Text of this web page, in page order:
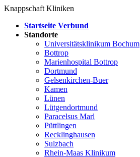
Knappschaft Kliniken
Startseite Verbund
Standorte
Universitätsklinikum Bochum
Bottrop
Marienhospital Bottrop
Dortmund
Gelsenkirchen-Buer
Kamen
Lünen
Lütgendortmund
Paracelsus Marl
Püttlingen
Recklinghausen
Sulzbach
Rhein-Maas Klinikum